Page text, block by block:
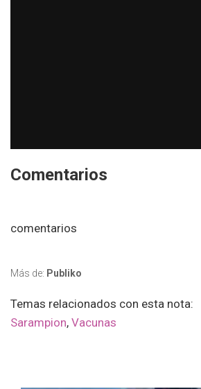
Comentarios
comentarios
Más de: Publiko
Temas relacionados con esta nota:
Sarampion, Vacunas